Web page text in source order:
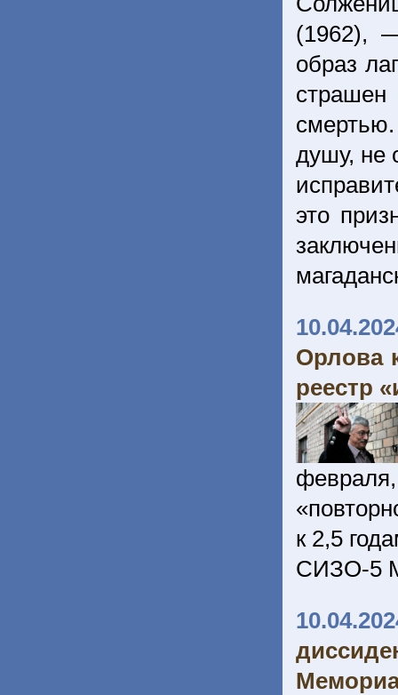
(1962),
образ
душу, не
это
Орлова
реестр
к 2,5
СИЗО-5